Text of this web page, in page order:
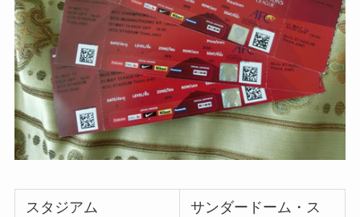
スタジアム
サンダードーム・ス